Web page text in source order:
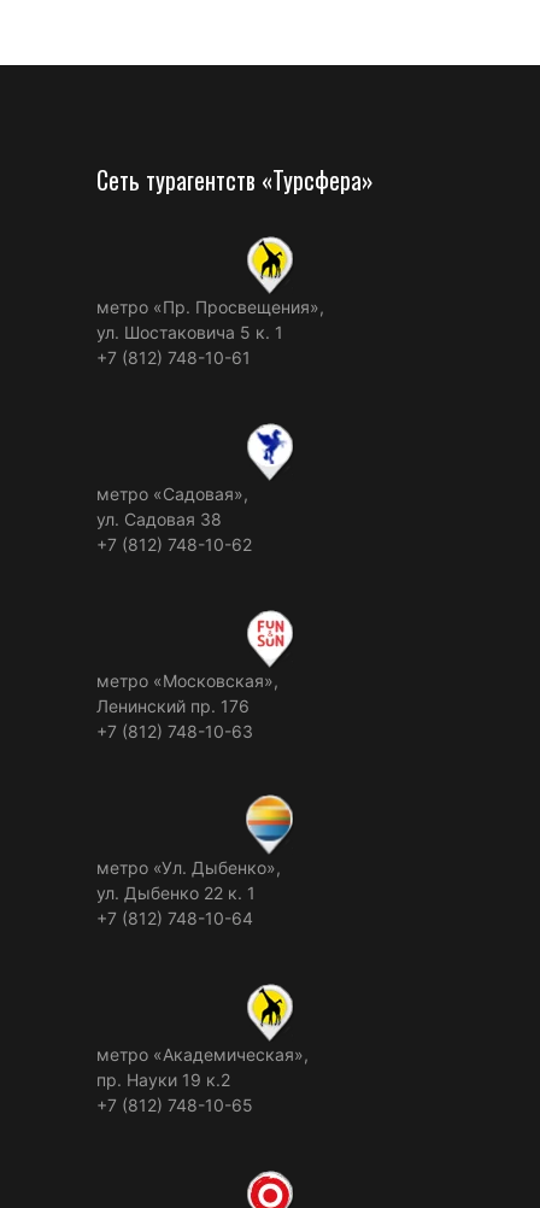
Сеть турагентств «Турсфера»
метро «Пр. Просвещения»,
ул. Шостаковича 5 к. 1
+7 (812) 748-10-61
метро «Садовая»,
ул. Садовая 38
+7 (812) 748-10-62
метро «Московская»,
Ленинский пр. 176
+7 (812) 748-10-63
метро «Ул. Дыбенко»,
ул. Дыбенко 22 к. 1
+7 (812) 748-10-64
метро «Академическая»,
пр. Науки 19 к.2
+7 (812) 748-10-65